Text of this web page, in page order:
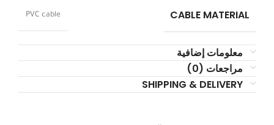
CABLE MATERIAL
PVC cable
معلومات إضافية
مراجعات (0)
SHIPPING & DELIVERY